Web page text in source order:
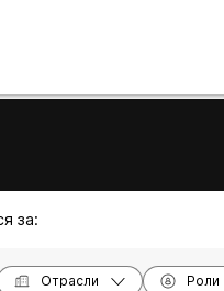
за:
Отрасли Роли